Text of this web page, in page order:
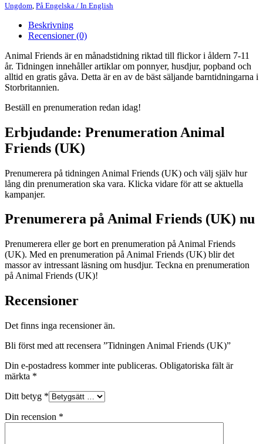
Ungdom På Engelska / In English
Beskrivning
Recensioner (0)
Animal Friends är en månadstidning riktad till flickor i åldern 7-11
år. Tidningen innehåller artiklar om ponnyer, husdjur, popband och
alltid en gratis gåva. Detta är en av de bäst säljande barntidningarna i
Storbritannien.
Beställ en prenumeration redan idag!
Erbjudande: Prenumeration Animal
Friends (UK)
Prenumerera på tidningen Animal Friends (UK) och välj själv hur
lång din prenumeration ska vara. Klicka vidare för att se aktuella
kampanjer.
Prenumerera på Animal Friends (UK) nu
Prenumerera eller ge bort en prenumeration på Animal Friends
(UK). Med en prenumeration på Animal Friends (UK) blir det
massor av intressant läsning om husdjur. Teckna en prenumeration
på Animal Friends (UK)!
Recensioner
Det finns inga recensioner än.
Bli först med att recensera ”Tidningen Animal Friends (UK)”
Din e-postadress kommer inte publiceras. Obligatoriska fält är
märkta *
Ditt betyg *
Din recension *